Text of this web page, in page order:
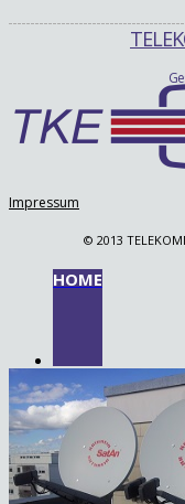
Impressum
© 2013
HOME
DAS